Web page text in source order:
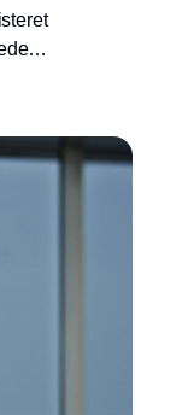
i